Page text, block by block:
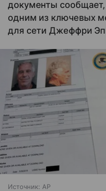
документы
одним из ключевых
для сети Джеффри
Источник: AP